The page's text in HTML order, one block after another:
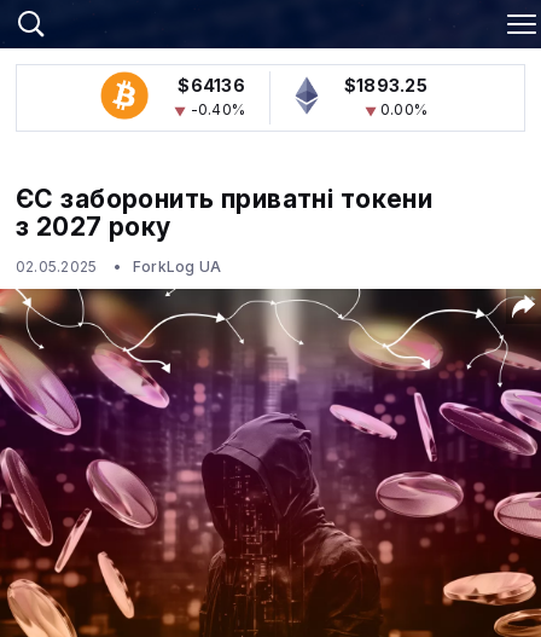
$64136
-0.40%
$1893.25
0.00%
ЄС заборонить приватні токени
з 2027 року
02.05.2025 ForkLog UA